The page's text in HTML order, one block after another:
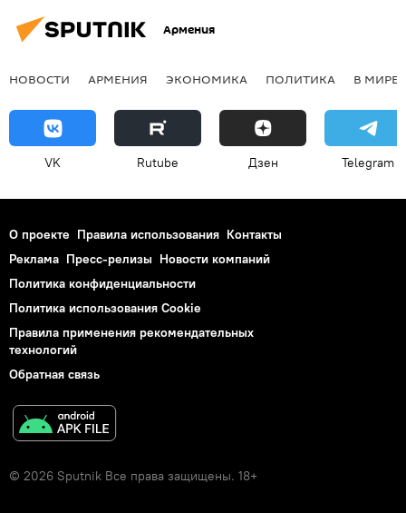
Армения
НОВОСТИ АРМЕНИЯ ЭКОНОМИКА ПОЛИТИКА В МИРЕ
VK Rutube Дзен Telegram
О проекте Правила использования Контакты
Реклама Пресс-релизы Новости компаний
Политика конфиденциальности
Политика использования Cookie
Правила применения рекомендательных
технологий
Обратная связь
© 2026 Sputnik Все права защищены. 18+